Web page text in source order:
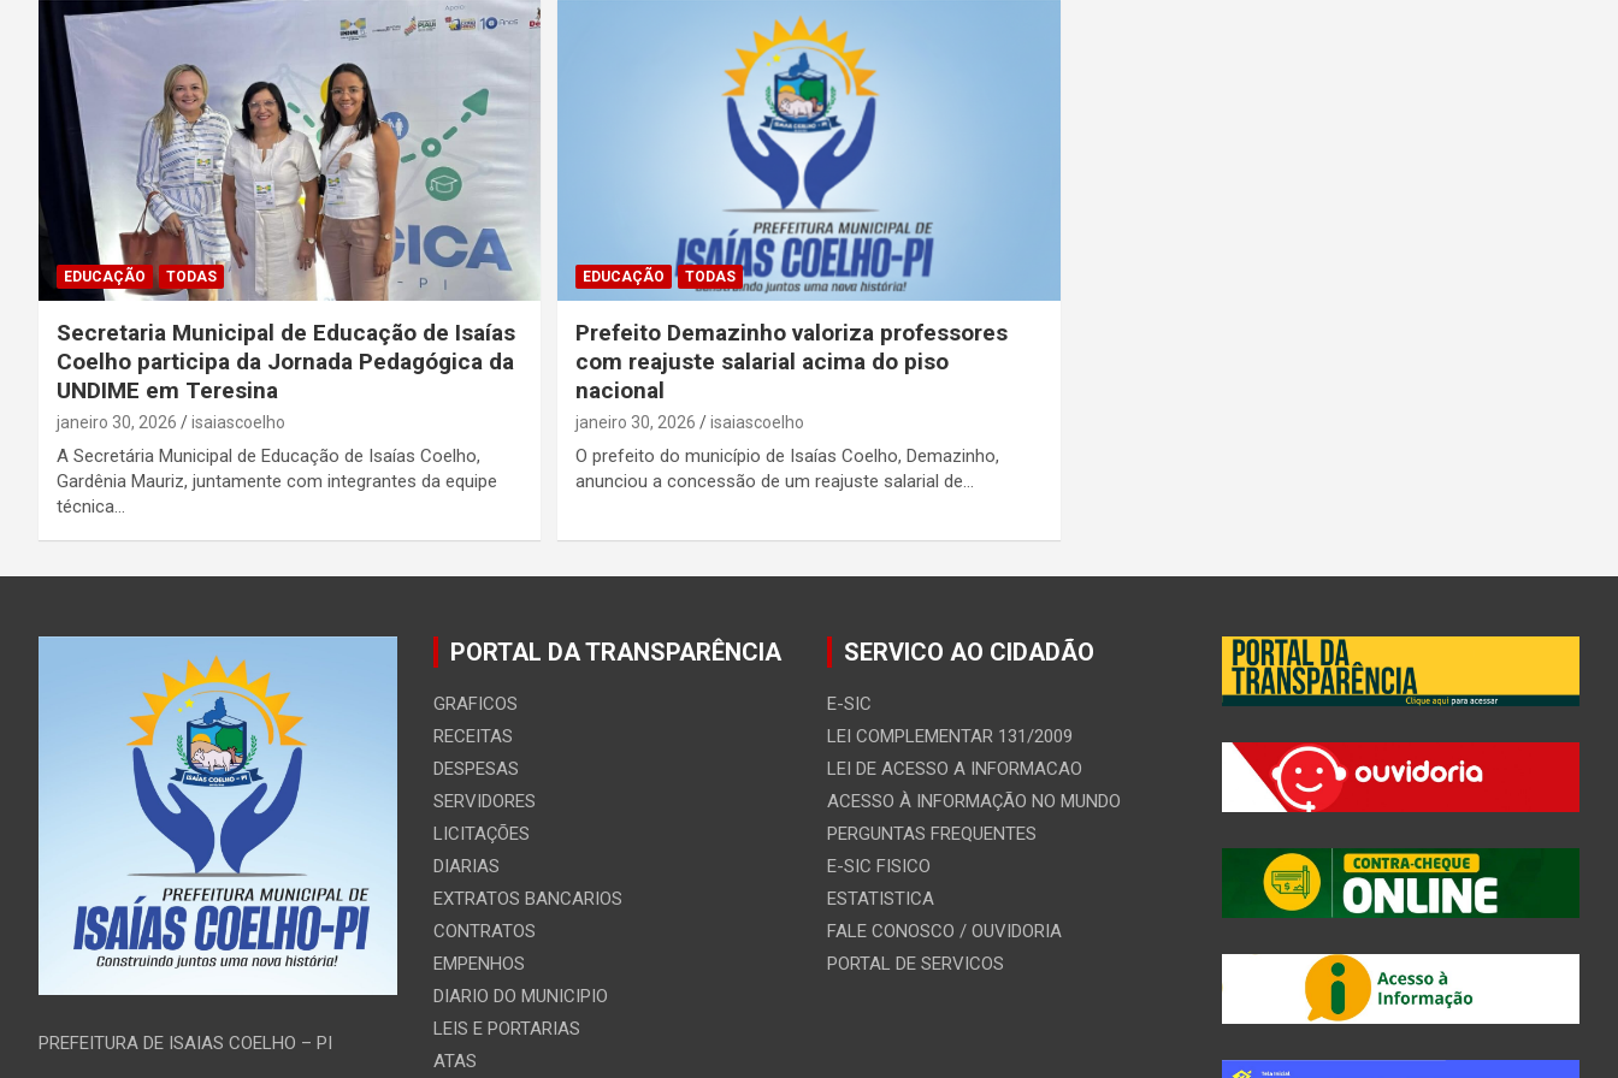
EDUCAÇÃO TODAS
Secretaria Municipal de Educação de Isaías
Coelho participa da Jornada Pedagógica da
UNDIME em Teresina
janeiro 30, 2026 isaiascoelho
A Secretária Municipal de Educação de Isaías Coelho,
Gardênia Mauriz, juntamente com integrantes da equipe
técnica…
EDUCAÇÃO TODAS
Prefeito Demazinho valoriza professores
com reajuste salarial acima do piso
nacional
janeiro 30, 2026 isaiascoelho
O prefeito do município de Isaías Coelho, Demazinho,
anunciou a concessão de um reajuste salarial de…
PREFEITURA DE ISAIAS COELHO – PI
PORTAL DA TRANSPARÊNCIA
GRAFICOS
RECEITAS
DESPESAS
SERVIDORES
LICITAÇÕES
DIARIAS
EXTRATOS BANCARIOS
CONTRATOS
EMPENHOS
DIARIO DO MUNICIPIO
LEIS E PORTARIAS
ATAS
SERVICO AO CIDADÃO
E-SIC
LEI COMPLEMENTAR 131/2009
LEI DE ACESSO A INFORMACAO
ACESSO À INFORMAÇÃO NO MUNDO
PERGUNTAS FREQUENTES
E-SIC FISICO
ESTATISTICA
FALE CONOSCO / OUVIDORIA
PORTAL DE SERVICOS